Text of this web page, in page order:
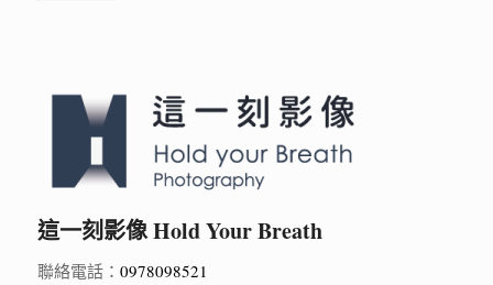
這一刻影像 Hold Your Breath
聯絡電話： 0978098521